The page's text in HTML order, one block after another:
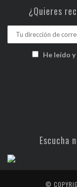
¿Quieres
He leído
Escucha
©